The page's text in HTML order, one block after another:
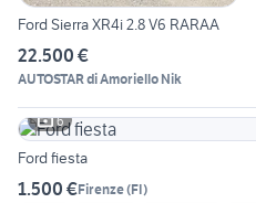
Ford Sierra XR4i 2.8 V6 RARAA
22.500 €
AUTOSTAR di Amoriello Nik
6
Ford fiesta
1.500 €Firenze(FI)